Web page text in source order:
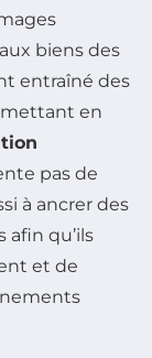
biens des
entraîné des
mettant en
pas de
à ancrer des
afin qu’ils
et de